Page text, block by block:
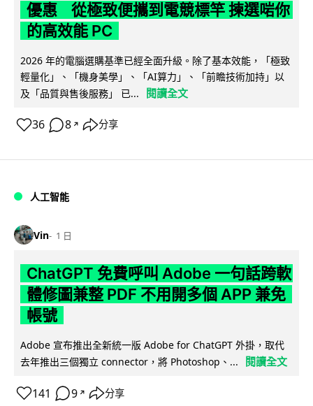
優惠 從極致便攜到電競標竿 揀選啱你
的高效能 PC
2026 年的電腦選購基準已經全面升級。除了基本效能，「極致
輕量化」、「機身美學」、「AI算力」、「前瞻技術加持」以
及「品質與售後服務」 已...
閱讀全文
36 8 ↗ 分享
人工智能
Vin 1 日
ChatGPT 免費呼叫 Adobe 一句話跨軟
體修圖兼整 PDF 不用開多個 APP 兼免
帳號
Adobe 宣布推出全新統一版 Adobe for ChatGPT 外掛，取代
去年推出三個獨立 connector，將 Photoshop、...
閱讀全文
141 9 ↗ 分享